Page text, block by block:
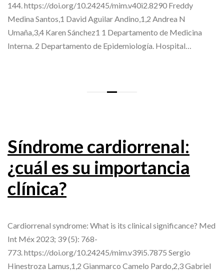
144. https://doi.org/10.24245/mim.v40i2.8290 Freddy
Medina Santos,1 David Aguilar Andino,1,2 Andrea N
Umaña,3,4 Karen Sánchez1 1 Departamento de Medicina
Interna. 2 Departamento de Epidemiología. Hospital…
Síndrome cardiorrenal:
¿cuál es su importancia
clínica?
Cardiorrenal syndrome: What is its clinical significance? Med
Int Méx 2023; 39 (5): 768-
773. https://doi.org/10.24245/mim.v39i5.7875 Sergio
Hinestroza Lamus,1,2 Gianmarco Camelo Pardo,2,3 Gabriel